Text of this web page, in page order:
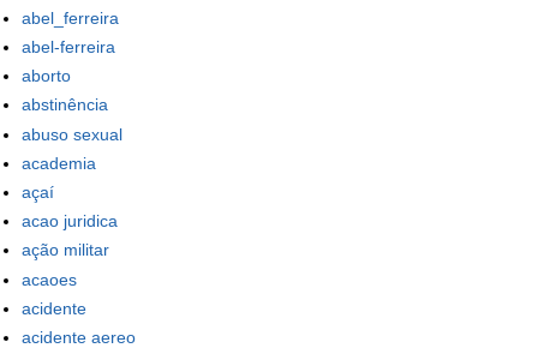
abel_ferreira
abel-ferreira
aborto
abstinência
abuso sexual
academia
açaí
acao juridica
ação militar
acaoes
acidente
acidente aereo